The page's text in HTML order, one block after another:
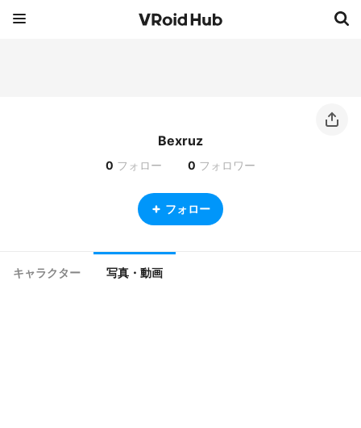
Bexruz
0 フォロー 0 フォロワー
フォロー
キャラクター 写真・動画